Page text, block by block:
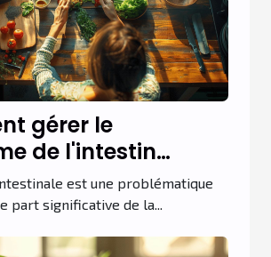
gérer le
de l'intestin
par l'alimentation
efficaces et
pratiques
est une problématique
part significative de la...